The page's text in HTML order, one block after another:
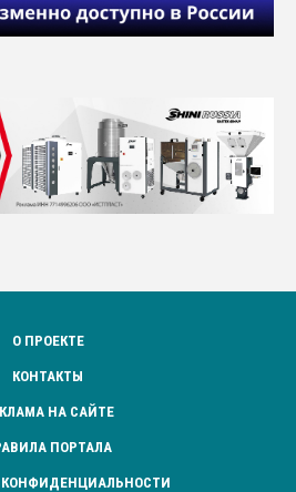
О ПРОЕКТЕ
КОНТАКТЫ
НА САЙТЕ
ПОРТАЛА